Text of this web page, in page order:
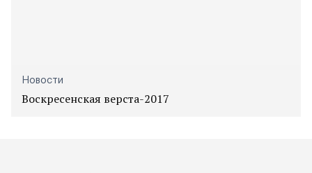
Новости
Воскресенская верста-2017